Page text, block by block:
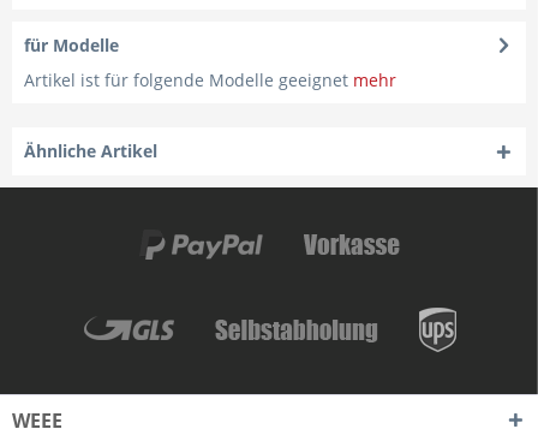
für Modelle
Artikel ist für folgende Modelle geeignet mehr
Ähnliche Artikel
WEEE